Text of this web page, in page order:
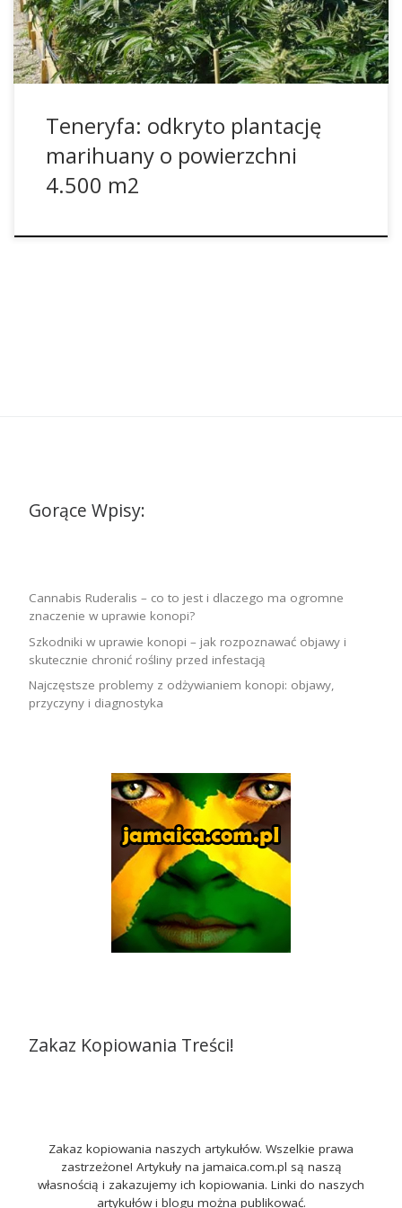
zachodzie Teneryfy natrafiła na pełen ambicji […]
Teneryfa: odkryto plantację
marihuany o powierzchni
4.500 m2
Gorące Wpisy:
Cannabis Ruderalis – co to jest i dlaczego ma ogromne
znaczenie w uprawie konopi?
Szkodniki w uprawie konopi – jak rozpoznawać objawy i
skutecznie chronić rośliny przed infestacją
Najczęstsze problemy z odżywianiem konopi: objawy,
przyczyny i diagnostyka
Zakaz Kopiowania Treści!
Zakaz kopiowania naszych artykułów. Wszelkie prawa
zastrzeżone! Artykuły na jamaica.com.pl są naszą
własnością i zakazujemy ich kopiowania. Linki do naszych
artykułów i blogu można publikować.